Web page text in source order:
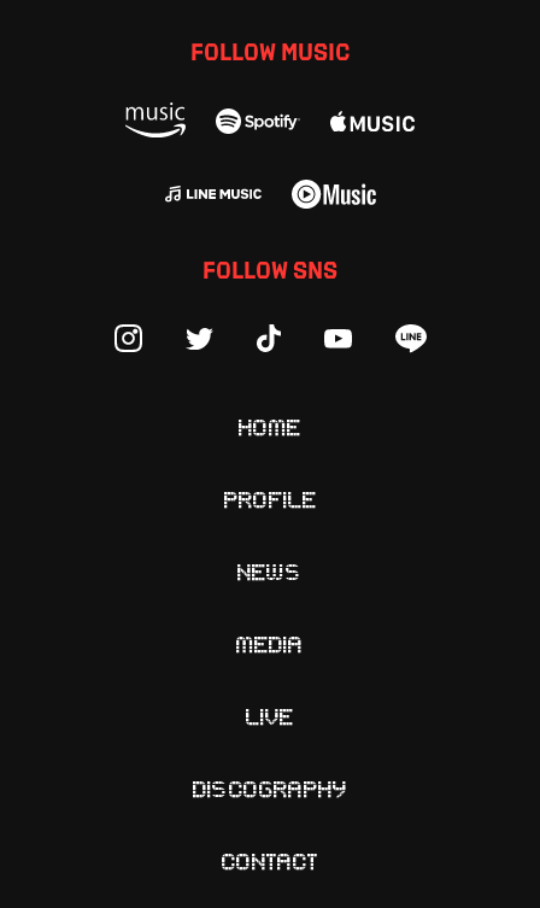
FOLLOW MUSIC
FOLLOW SNS
HOME
PROFILE
NEWS
MEDIA
LIVE
DISCOGRAPHY
CONTACT